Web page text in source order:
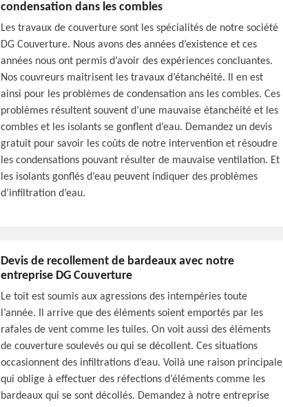
condensation dans les combles
Les travaux de couverture sont les spécialités de notre société
DG Couverture. Nous avons des années d’existence et ces
années nous ont permis d’avoir des expériences concluantes.
Nos couvreurs maitrisent les travaux d’étanchéité. Il en est
ainsi pour les problèmes de condensation ans les combles. Ces
problèmes résultent souvent d’une mauvaise étanchéité et les
combles et les isolants se gonflent d’eau. Demandez un devis
gratuit pour savoir les coûts de notre intervention et résoudre
les condensations pouvant résulter de mauvaise ventilation. Et
les isolants gonflés d’eau peuvent indiquer des problèmes
d’infiltration d’eau.
Devis de recollement de bardeaux avec notre
entreprise DG Couverture
Le toit est soumis aux agressions des intempéries toute
l’année. Il arrive que des éléments soient emportés par les
rafales de vent comme les tuiles. On voit aussi des éléments
de couverture soulevés ou qui se décollent. Ces situations
occasionnent des infiltrations d’eau. Voilà une raison principale
qui oblige à effectuer des réfections d’éléments comme les
bardeaux qui se sont décollés. Demandez à notre entreprise